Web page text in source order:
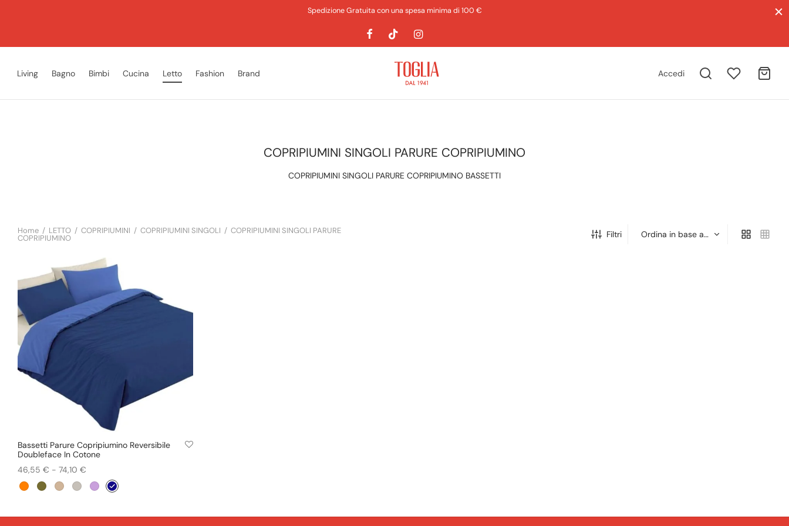
Spedizione Gratuita con una spesa minima di 100 €
Living Bagno Bimbi Cucina Letto Fashion Brand Accedi
COPRIPIUMINI SINGOLI PARURE COPRIPIUMINO
COPRIPIUMINI SINGOLI PARURE COPRIPIUMINO BASSETTI
Home / LETTO / COPRIPIUMINI / COPRIPIUMINI SINGOLI / COPRIPIUMINI SINGOLI PARURE
COPRIPIUMINO Filtri
Bassetti Parure Copripiumino Reversibile
Doubleface In Cotone
46,55 € - 74,10 €
di
ScegliQuesto